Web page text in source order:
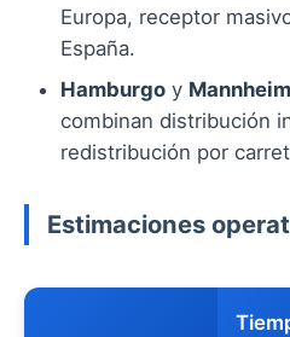
Europa, receptor
España.
Hamburgo y Mannheim
combinan distribución
redistribución por
Estimaciones